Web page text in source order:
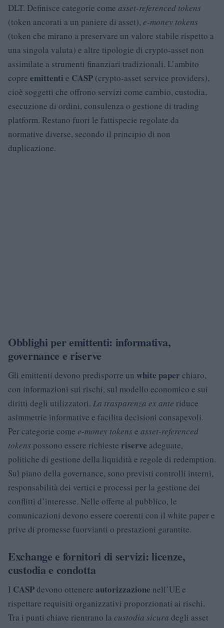
DLT. Definisce categorie come asset-referenced tokens
(token ancorati a un paniere di asset), e-money tokens
(token che mirano a preservare un valore stabile rispetto a
una singola valuta) e altre tipologie di crypto-asset non
assimilate a strumenti finanziari tradizionali. L’ambito
copre emittenti e CASP (crypto-asset service providers),
cioè soggetti che offrono servizi come cambio, custodia,
esecuzione di ordini, consulenza o gestione di trading
platform. Restano fuori le fattispecie regolate da
normative diverse, secondo il principio di non
duplicazione.
Obblighi per emittenti: informativa,
governance e riserve
Gli emittenti devono predisporre un white paper chiaro,
con informazioni sui rischi, sul modello economico e sui
diritti degli utilizzatori. La trasparenza ex ante riduce
asimmetrie informative e facilita decisioni consapevoli.
Per categorie come e-money tokens e asset-referenced
tokens possono essere richieste riserve adeguate,
politiche di gestione della liquidità e regole di redemption.
Sul piano della governance, sono previsti controlli interni,
responsabilità dei vertici e processi per la gestione dei
conflitti d’interesse. Nelle offerte al pubblico, le
comunicazioni devono essere coerenti con il white paper e
prive di promesse fuorvianti o prestazioni garantite.
Exchange e fornitori di servizi: licenze,
custodia e condotta
I CASPdevono ottenere autorizzazione nell’UE e
rispettare requisiti organizzativi proporzionati ai rischi.
Tra i punti chiave rientrano la custodia sicura degli asset